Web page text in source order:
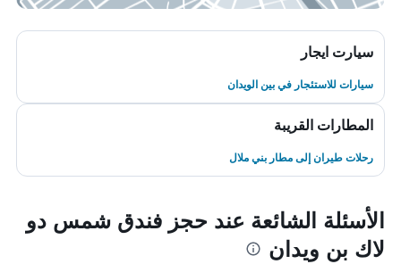
سيارت ايجار
سيارات للاستئجار في بين الويدان
المطارات القريبة
رحلات طيران إلى مطار بني ملال
الأسئلة الشائعة عند حجز فندق شمس دو
لاك بن ويدان